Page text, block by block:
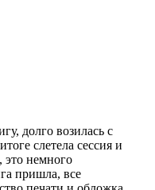
долго возилась с
слетела сессия и
это немного
пришла, все